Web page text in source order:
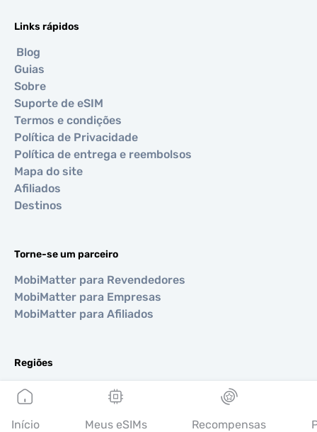
Links rápidos
Blog
Guias
Sobre
Suporte de eSIM
Termos e condições
Política de Privacidade
Política de entrega e reembolsos
Mapa do site
Afiliados
Destinos
Torne-se um parceiro
MobiMatter para Revendedores
MobiMatter para Empresas
MobiMatter para Afiliados
Regiões
eSIM para Europa
eSIM para Ásia
eSIM para Américas
Início Meus eSIMs Recompensas